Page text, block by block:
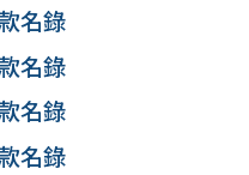
名錄
名錄
名錄
名錄